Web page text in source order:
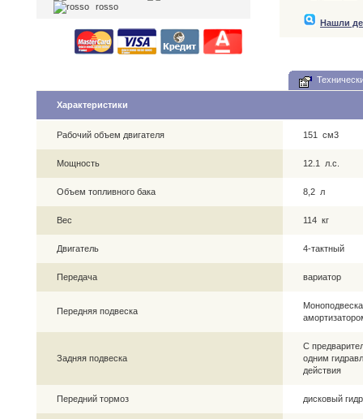
rosso
Нашли
Характеристики
Рабочий объем двигателя 151 см3
Мощность 12.1 л.с.
Объем топливного бака 8,2 л
Вес 114 кг
Двигатель 4-тактный
Передача вариатор
Передняя подвеска
Задняя подвеска
С
одним
действия
Передний тормоз дисковый